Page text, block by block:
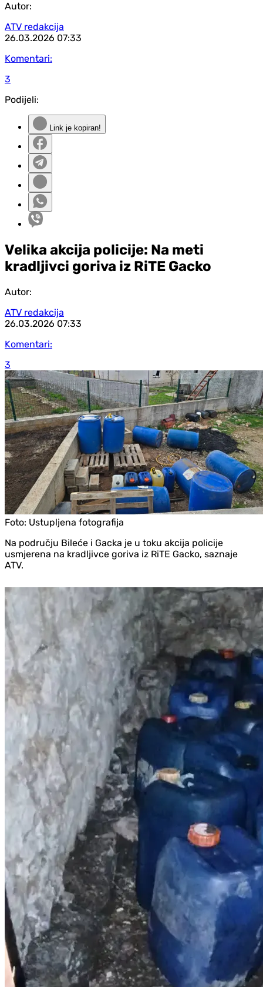
Autor:
ATV redakcija
26.03.2026 07:33
Komentari:
3
Podijeli:
Link je kopiran!
Velika akcija policije: Na meti
kradljivci goriva iz RiTE Gacko
Autor:
ATV redakcija
26.03.2026 07:33
Komentari:
3
Foto: Ustupljena fotografija
Na području Bileće i Gacka je u toku akcija policije
usmjerena na kradljivce goriva iz RiTE Gacko, saznaje
ATV.